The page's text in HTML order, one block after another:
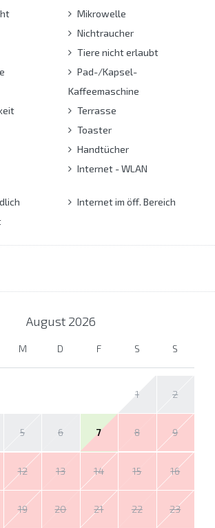
Mikrowelle
Nichtraucher
Tiere nicht erlaubt
Pad-/Kapsel-
Kaffeemaschine
Terrasse
Toaster
Handtücher
Internet - WLAN
Internet im öff. Bereich
August 2026
M D F S S
1 2
5 6 7 8 9
12 13 14 15 16
19 20 21 22 23